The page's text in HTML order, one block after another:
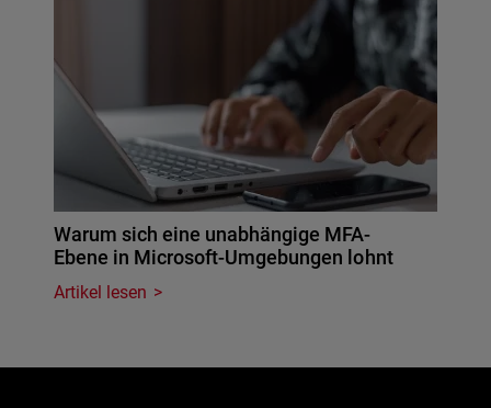
Warum sich eine unabhängige MFA-
Ebene in Microsoft-Umgebungen lohnt
Artikel lesen